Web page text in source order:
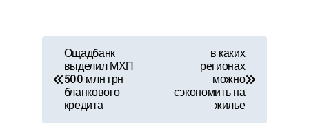
Ощадбанк
выделил МХП
500 млн грн
бланкового
кредита
в каких
регионах
можно
сэкономить на
жилье